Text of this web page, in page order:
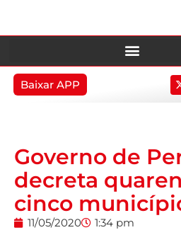
Baixar APP
Governo de
decreta
cinco
11/05/2020 1:34 pm